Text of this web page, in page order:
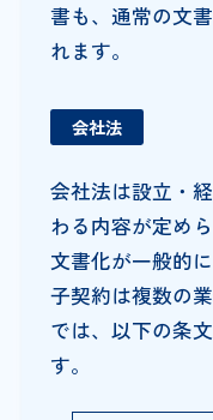
書も、通常の文
れます。
会社法
会社法は設立・
わる内容が定め
文書化が一般的
子契約は複数の
では、以下の条
す。